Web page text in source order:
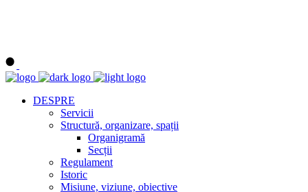
DESPRE
Servicii
Structură, organizare, spații
Organigramă
Secții
Regulament
Istoric
Misiune, viziune, obiective